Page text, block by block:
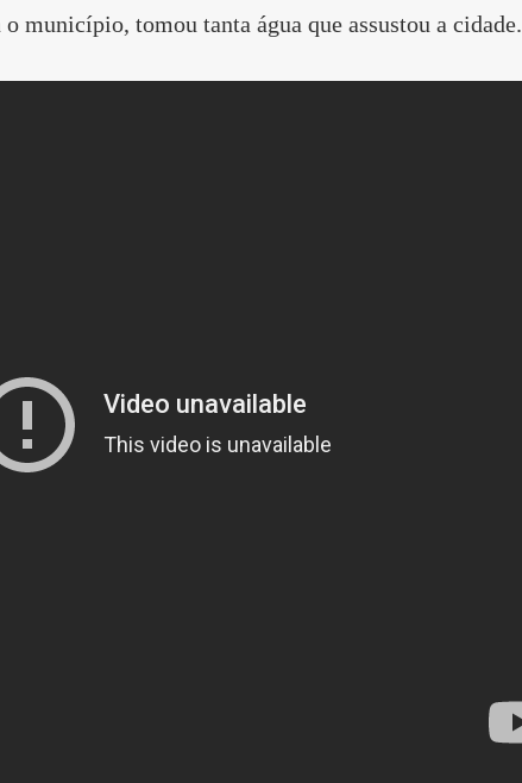
município, tomou tanta água que assustou a cidade.